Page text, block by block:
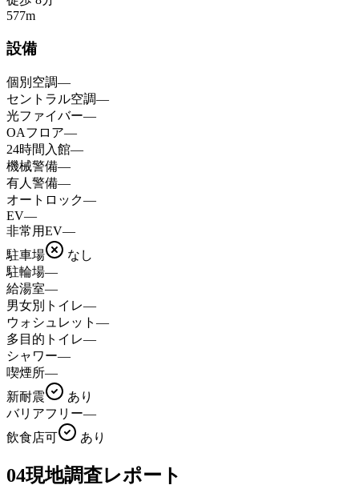
577m
設備
個別空調—
セントラル空調—
光ファイバー—
OAフロア—
24時間入館—
機械警備—
有人警備—
オートロック—
EV—
非常用EV—
駐車場
なし
駐輪場—
給湯室—
男女別トイレ—
ウォシュレット —
多目的トイレ—
シャワー—
喫煙所—
新耐震
あり
バリアフリー—
飲食店可
あり
04現地調査レポート